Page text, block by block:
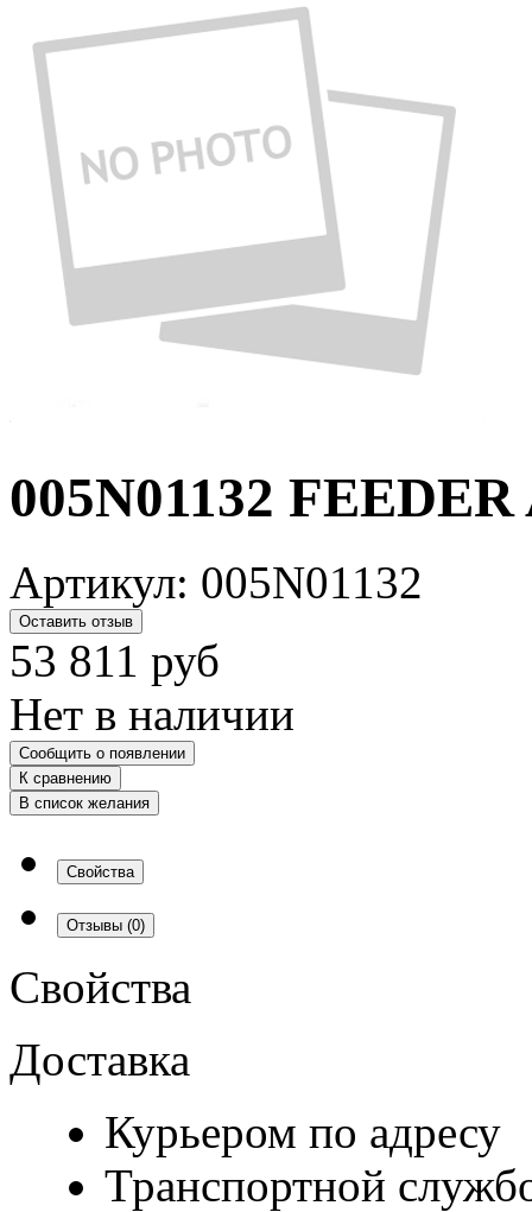
005N01132
Артикул: 005N01132
Оставить отзыв
53 811 руб
Нет в наличии
Сообщить о появлении
К сравнению
В список желания
Свойства
Отзывы (0)
Свойства
Доставка
Курьером по адресу
Транспортной